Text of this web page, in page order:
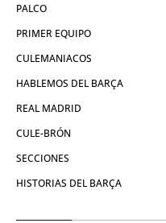
PALCO
PRIMER EQUIPO
CULEMANIACOS
HABLEMOS DEL BARÇA
REAL MADRID
CULE-BRÓN
SECCIONES
HISTORIAS DEL BARÇA